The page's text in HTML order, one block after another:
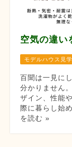
モデルハウス見
百聞は一見に
分かりません
ザイン、性能
際に暮らし始
を読む »